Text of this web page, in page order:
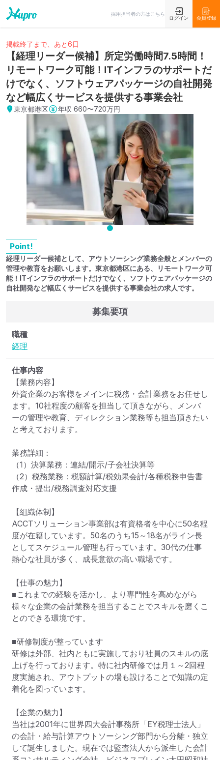
採用担当者の方はこちら
ログイン 会員登録
掲載終了まで、あと6日
【経理リーダー候補】所定労働時間7.5時間！
リモートワーク可能！ITインフラのサポートだ
けでなく、ソフトウェアパッケージの自社開発
など幅広くサービスを提供する事業会社
東京都港区 年収 660〜720万円
Point!
経理リーダー候補として、アウトソーシング業務全般とメンバーの
管理や教育をお願いします。東京都港区にある、リモートワーク可
能！ITインフラのサポートだけでなく、ソフトウェアパッケージの
自社開発など幅広くサービスを提供する事業会社の求人です。
募集要項
職種
経理
仕事内容
【業務内容】
外資企業のお客様をメインに税務・会計業務をお任せし
ます。10社程度の顧客を担当して頂きながら、メンバ
ーの管理や教育、ディレクション業務等も担当頂きたい
と考えております。
業務詳細：
（1）決算業務：連結/開示/子会社決算等
（2）税務業務：税額計算/税効果会計/各種税務申告書
作成・提出/税務調査対応支援
【組織体制】
ACCTソリューション事業部は有資格者を中心に50名程
度が在籍しています。50名のうち15～18名がライン長
としてスケジュール管理も行っています。30代の仕事
熱心な社員が多く、成長意欲の高い職場です。
【仕事の魅力】
■これまでの経験を活かし、より専門性を高めながら
様々な企業の会計業務を担当することでスキルを磨くこ
とのできる環境です。
■研修制度が整っています
研修は外部、社内ともに実施しており社員のスキルの底
上げを行っております。特に社内研修では月１～2回程
度実施され、アウトプットの場も設けることで知識の定
着化を図っています。
【企業の魅力】
当社は2001年に世界四大会計事務所「EY税理士法人」
の会計・給与計算アウトソーシング部門から分離・独立
して誕生しました。現在では監査法人から派生した会計